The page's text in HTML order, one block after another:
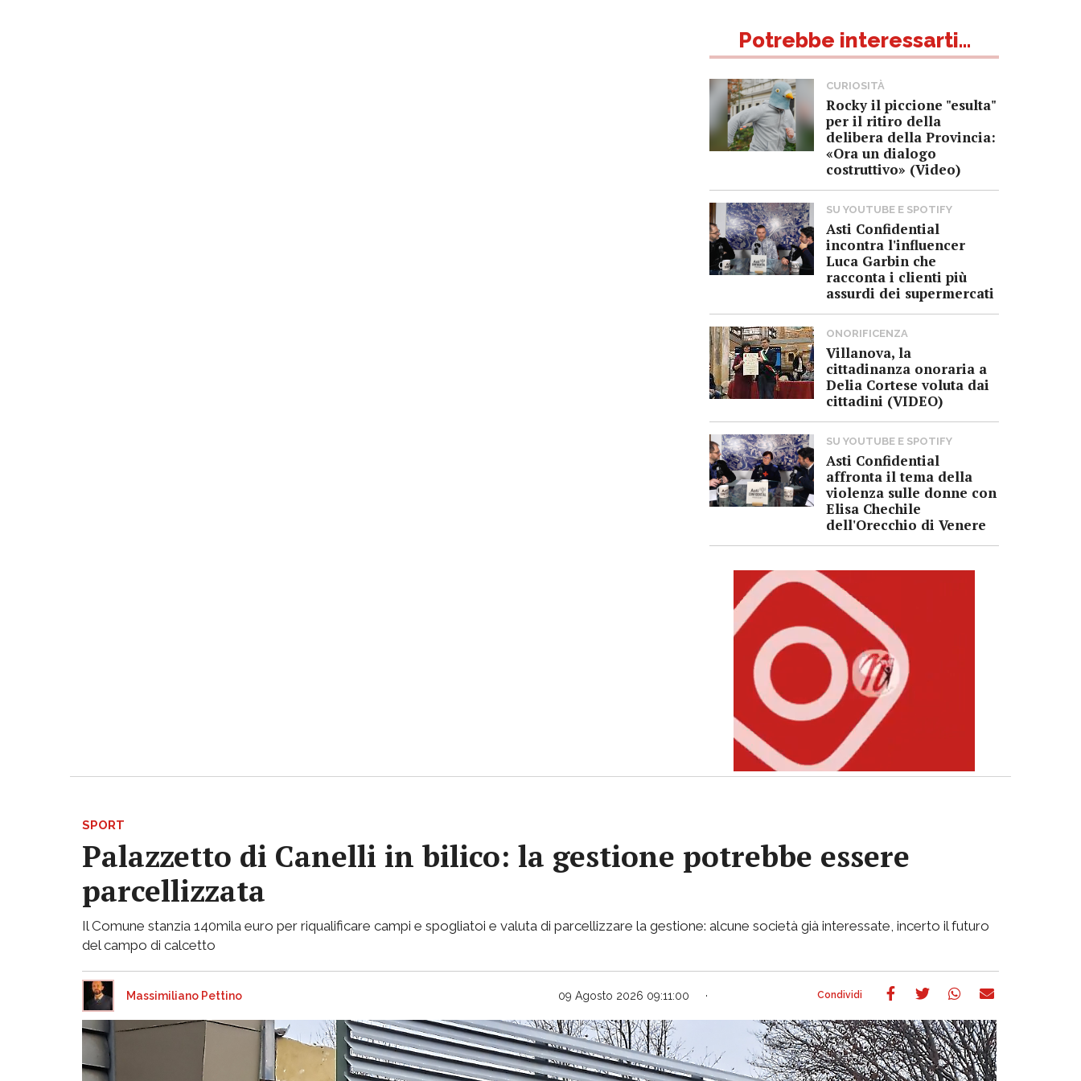
Potrebbe interessarti...
CURIOSITÀ
Rocky il piccione "esulta"
per il ritiro della
delibera della Provincia:
«Ora un dialogo
costruttivo» (Video)
SU YOUTUBE E SPOTIFY
Asti Confidential
incontra l'influencer
Luca Garbin che
racconta i clienti più
assurdi dei supermercati
ONORIFICENZA
Villanova, la
cittadinanza onoraria a
Delia Cortese voluta dai
cittadini (VIDEO)
SU YOUTUBE E SPOTIFY
Asti Confidential
affronta il tema della
violenza sulle donne con
Elisa Chechile
dell'Orecchio di Venere
SPORT
Palazzetto di Canelli in bilico: la gestione potrebbe essere
parcellizzata
Il Comune stanzia 140mila euro per riqualificare campi e spogliatoi e valuta di parcellizzare la gestione: alcune società già interessate, incerto il futuro
del campo di calcetto
Massimiliano Pettino 09 Agosto 2026 09:11:00